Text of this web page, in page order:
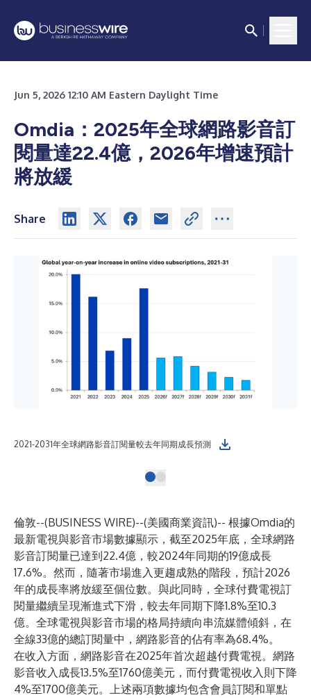
Jun 5, 2026 12:10 AM Eastern Daylight Time
Omdia：2025年全球網路影音訂
閱量達22.4億，2026年增速預計
將放緩
Share
2021-2031年全球網路影音訂閱量較去年同期成長預測
倫敦--(BUSINESS WIRE)--(美國商業資訊)-- 根據Omdia的
最新電視與影音市場數據顯示，截至2025年底，全球網路
影音訂閱量已達到22.4億，較2024年同期的19億成長
17.6%。然而，隨著市場進入更趨成熟的階段，預計2026
年的成長率將放緩至個位數。與此同時，全球付費電視訂
閱量繼續呈現漸進式下滑，較去年同期下降1.8%至10.3
億。全球電視與影音市場的格局持續向串流媒體傾斜，在
全線33億的總訂閱量中，網路影音的佔有率為68.4%。
在收入方面，網路影音在2025年首次超越付費電視。網路
影音收入成長13.5%至1760億美元，而付費電視收入則下降
4%至1700億美元。上述兩項數據均包含會員訂閱和單點